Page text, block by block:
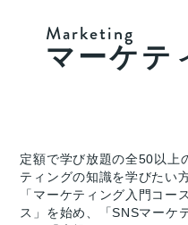
Marketing
マーケテ
定額で学び放題の全50以上
ティングの知識を学びたい
「マーケティング入門コー
ス」を始め、「SNSマーケ